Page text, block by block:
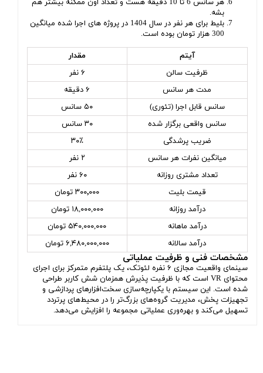
هر سانس 6 تا 10 دقیقه هست و تعداد اون ممکنه بیشتر هم
بشه.
بلیط برای هر نفر در سال 1404 در پروژه های اجرا شده میانگین
300 هزار تومان بوده است.
آیتم
مقدار
ظرفیت سالن
۶ نفر
مدت هر سانس
۶ دقیقه
سانس قابل اجرا (تئوری)
۵۰ سانس
سانس واقعی برگزار شده
۳۰ سانس
ضریب پرشدگی
۳۰٪
میانگین نفرات هر سانس
۲ نفر
تعداد مشتری روزانه
۶۰ نفر
قیمت بلیت
۳۰۰٬۰۰۰ تومان
درآمد روزانه
۱۸,۰۰۰,۰۰۰ تومان
درآمد ماهانه
۵۴۰,۰۰۰,۰۰۰ تومان
درآمد سالانه
۶,۴۸۰,۰۰۰,۰۰۰ تومان
مشخصات فنی و ظرفیت عملیاتی
سینمای واقعیت مجازی ۶ نفره لئوتک، یک پلتفرم متمرکز برای اجرای
محتوای VR است که با ظرفیت پذیرش همزمان شش کاربر طراحی
شده است. این سیستم با یکپارچه‌سازی سخت‌افزارهای پردازشی و
تجهیزات پخش، مدیریت گروه‌های بزرگ‌تر را در محیط‌های پرتردد
تسهیل می‌کند و بهره‌وری عملیاتی مجموعه را افزایش می‌دهد.